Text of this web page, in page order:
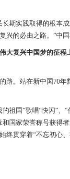
实践取得的根本成
兴的必由之路。”中
复兴中国梦的征程
。站在新中国70年
祖国”歌唱“快闪”、
和国家荣誉称号获得
终贯穿着“不忘初心、